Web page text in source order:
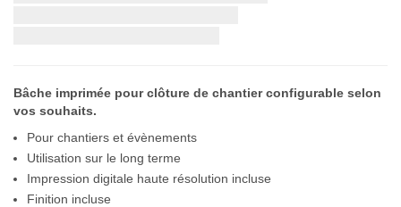
Bâche imprimée pour clôture de chantier configurable selon
vos souhaits.
Pour chantiers et évènements
Utilisation sur le long terme
Impression digitale haute résolution incluse
Finition incluse